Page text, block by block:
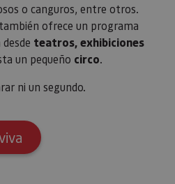
o canguros, entre otros.
ofrece un programa
teatros, exhibiciones
un pequeño circo.
ni un segundo.